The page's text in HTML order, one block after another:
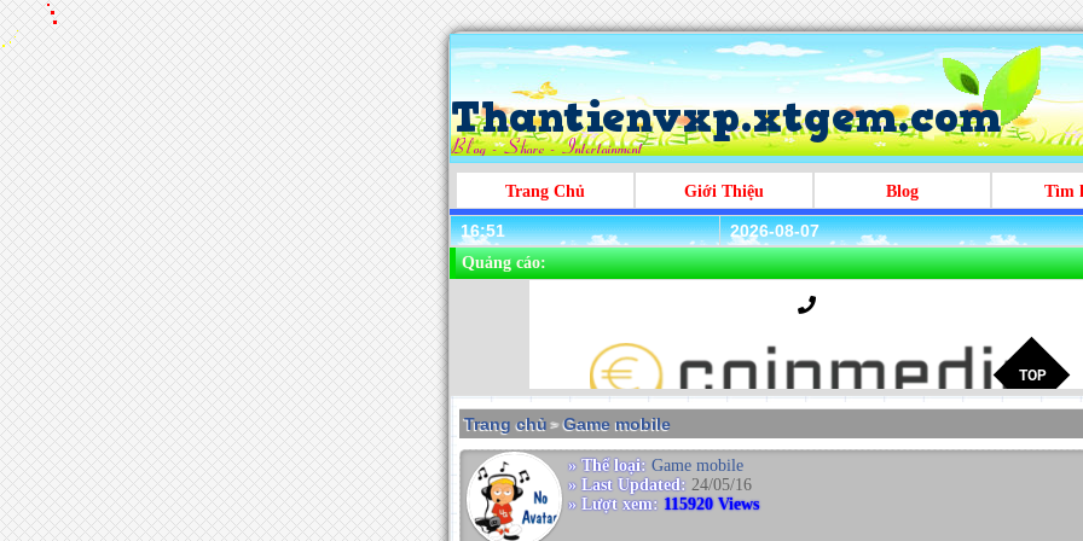
Trang Chủ Giới Thiệu Blog Tìm
16:51 2026-08-07
Quảng cáo:
Trang chủ >Game mobile
» Thể loại: Game mobile
» Last Updated: 24/05/16
» Lượt xem: 115920 Views